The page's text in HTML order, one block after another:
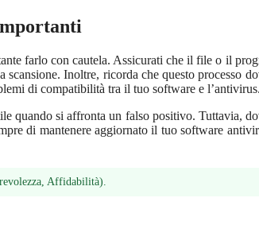
farlo con cautela. Assicurati che il file o il
scansione. Inoltre, ricorda che questo processo
di compatibilità tra il tuo software e l’antivirus.
quando si affronta un falso positivo. Tuttavia,
di mantenere aggiornato il tuo software
Affidabilità).